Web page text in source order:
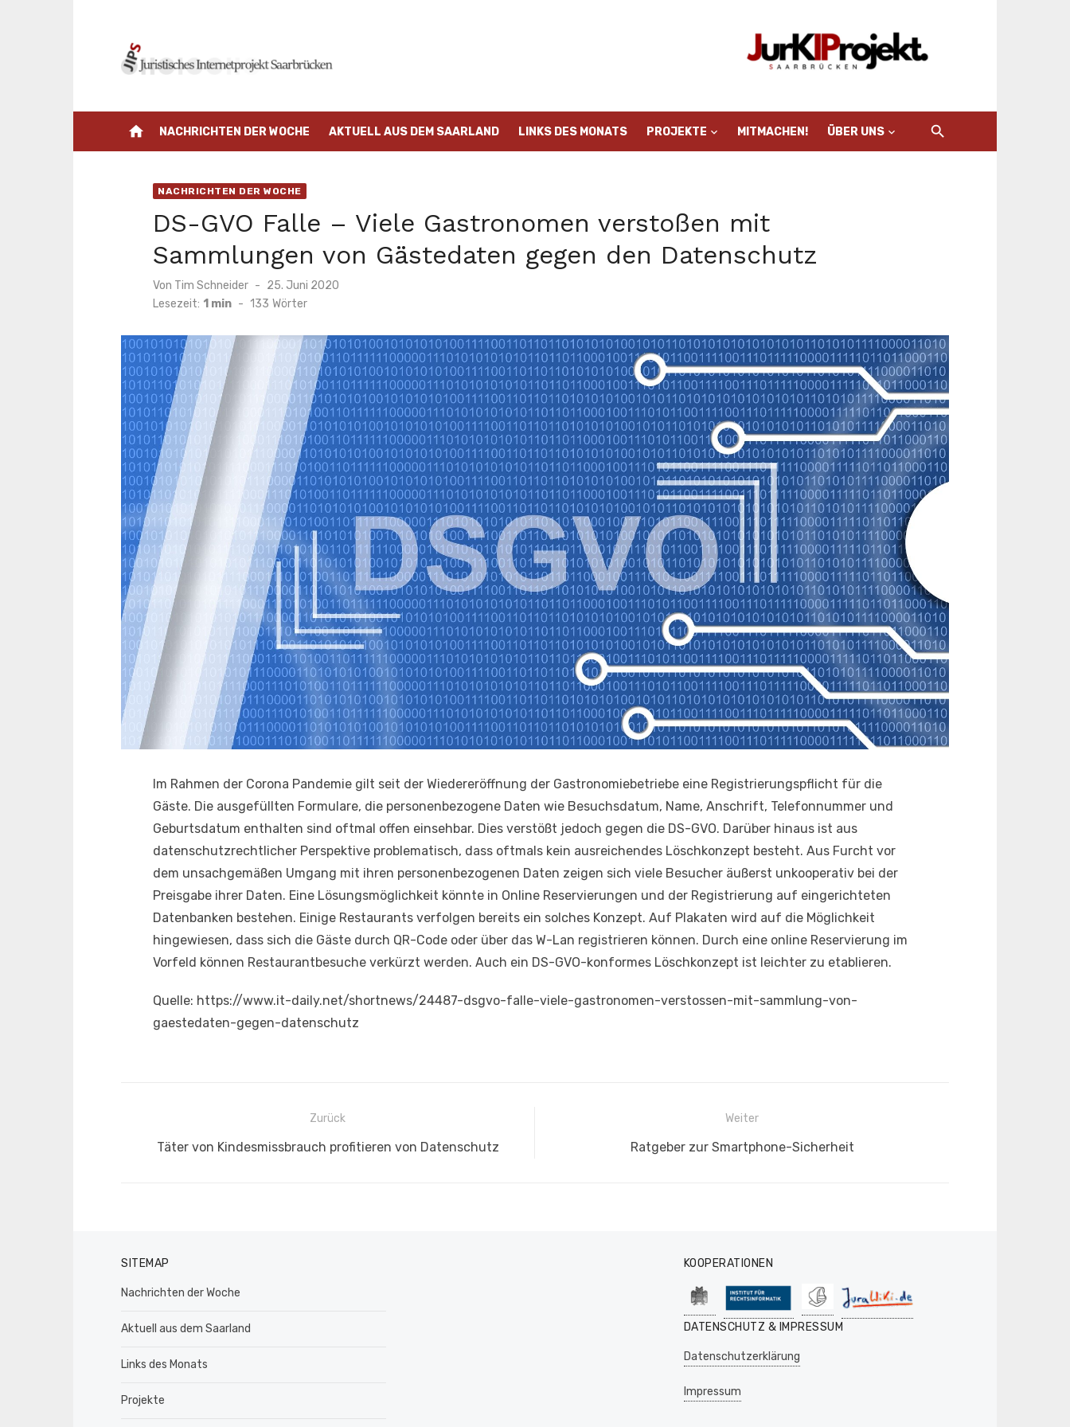
home NACHRICHTEN DER WOCHE AKTUELL AUS DEM SAARLAND LINKS DES MONATS PROJEKTE MITMACHEN! ÜBER UNS
NACHRICHTEN DER WOCHE
DS-GVO Falle – Viele Gastronomen verstoßen mit
Sammlungen von Gästedaten gegen den Datenschutz
Von Tim Schneider
Veröffentlicht
am
25. Juni 2020
Lesezeit: 1 min - 133 Wörter
Im Rahmen der Corona Pandemie gilt seit der Wiedereröffnung der Gastronomiebetriebe eine Registrierungspflicht für die
Gäste. Die ausgefüllten Formulare, die personenbezogene Daten wie Besuchsdatum, Name, Anschrift, Telefonnummer und
Geburtsdatum enthalten sind oftmal offen einsehbar. Dies verstößt jedoch gegen die DS-GVO. Darüber hinaus ist aus
datenschutzrechtlicher Perspektive problematisch, dass oftmals kein ausreichendes Löschkonzept besteht. Aus Furcht vor
dem unsachgemäßen Umgang mit ihren personenbezogenen Daten zeigen sich viele Besucher äußerst unkooperativ bei der
Preisgabe ihrer Daten. Eine Lösungsmöglichkeit könnte in Online Reservierungen und der Registrierung auf eingerichteten
Datenbanken bestehen. Einige Restaurants verfolgen bereits ein solches Konzept. Auf Plakaten wird auf die Möglichkeit
hingewiesen, dass sich die Gäste durch QR-Code oder über das W-Lan registrieren können. Durch eine online Reservierung im
Vorfeld können Restaurantbesuche verkürzt werden. Auch ein DS-GVO-konformes Löschkonzept ist leichter zu etablieren.
Quelle: https://www.it-daily.net/shortnews/24487-dsgvo-falle-viele-gastronomen-verstossen-mit-sammlung-von-
gaestedaten-gegen-datenschutz
BeitragsnavigationZurück
Vorheriger
Täter von Kindesmissbrauch profitieren von Datenschutz
Weiter
Nächster
Ratgeber zur Smartphone-Sicherheit
SITEMAP
Nachrichten der Woche
Aktuell aus dem Saarland
Links des Monats
Projekte
KOOPERATIONEN
DATENSCHUTZ & IMPRESSUM
Datenschutzerklärung
Impressum